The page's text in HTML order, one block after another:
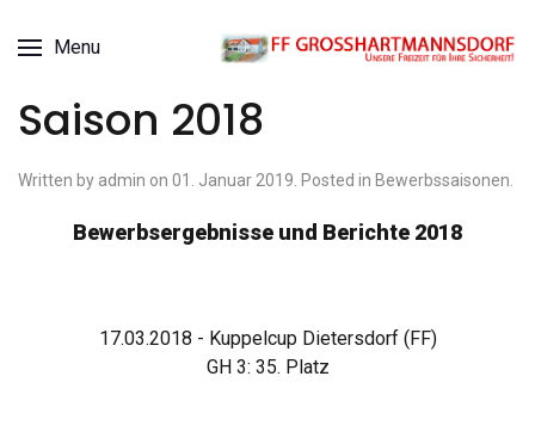
Menu
Saison 2018
Written by admin on 01. Januar 2019 . Posted in Bewerbssaisonen
Bewerbsergebnisse und Berichte 2018
17.03.2018 - Kuppelcup Dietersdorf (FF)
GH 3: 35. Platz